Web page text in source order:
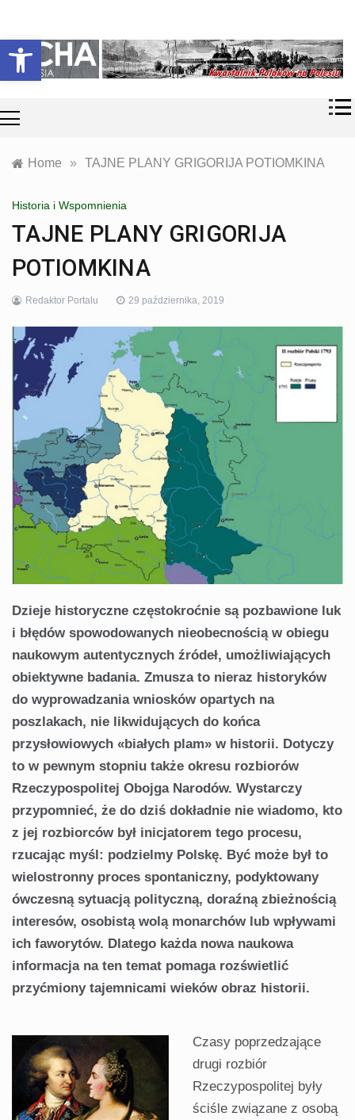
Otwórz pasek narzędzi
content
Echa
Polesia
współczesność
Polaków na
Polesiu.
Home » TAJNE PLANY GRIGORIJA POTIOMKINA
Historia i Wspomnienia
TAJNE PLANY GRIGORIJA
POTIOMKINA
Redaktor Portalu 29 października, 2019
Dzieje historyczne częstokroćnie są pozbawione luk
i błędów spowodowanych nieobecnością w obiegu
naukowym autentycznych źródeł, umożliwiających
obiektywne badania. Zmusza to nieraz historyków
do wyprowadzania wniosków opartych na
poszlakach, nie likwidujących do końca
przysłowiowych «białych plam» w historii. Dotyczy
to w pewnym stopniu także okresu rozbiorów
Rzeczypospolitej Obojga Narodów. Wystarczy
przypomnieć, że do dziś dokładnie nie wiadomo, kto
z jej rozbiorców był inicjatorem tego procesu,
rzucając myśl: podzielmy Polskę. Być może był to
wielostronny proces spontaniczny, podyktowany
ówczesną sytuacją polityczną, doraźną zbieżnością
interesów, osobistą wolą monarchów lub wpływami
ich faworytów. Dlatego każda nowa naukowa
informacja na ten temat pomaga rozświetlić
przyćmiony tajemnicami wieków obraz historii.
Czasy poprzedzające
drugi rozbiór
Rzeczypospolitej były
ściśle związane z osobą